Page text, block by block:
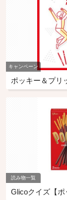
キャンペーン
ポッキー＆プリ
読み物一覧
Glicoクイズ【ポ